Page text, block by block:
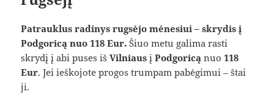
Patrauklus radinys rugsėjo mėnesiui – skrydis į
Podgoricą nuo 118 Eur. Šiuo metu galima rasti
skrydį į abi puses išVilniaus įPodgoricą nuo118
Eur. Jei ieškojote progos trumpam pabėgimui – štai
ji.